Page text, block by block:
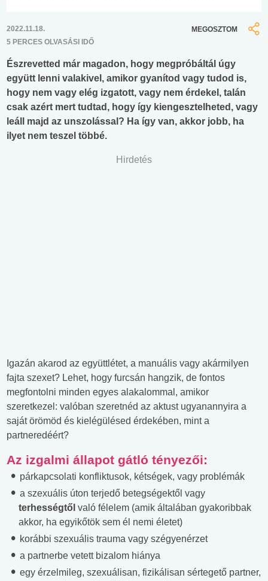
2022.11.18.
5 PERCES OLVASÁSI IDŐ
MEGOSZTOM
Észrevetted már magadon, hogy megpróbáltál úgy
együtt lenni valakivel, amikor gyanítod vagy tudod is,
hogy nem vagy elég izgatott, vagy nem érdekel, talán
csak azért mert tudtad, hogy így kiengesztelheted, vagy
leáll majd az unszolással? Ha így van, akkor jobb, ha
ilyet nem teszel többé.
Hirdetés
Igazán akarod az együttlétet, a manuális vagy akármilyen
fajta szexet? Lehet, hogy furcsán hangzik, de fontos
megfontolni minden egyes alakalommal, amikor
szeretkezel: valóban szeretnéd az aktust ugyanannyira a
saját örömöd és kielégülésed érdekében, mint a
partneredéért?
Az izgalmi állapot gátló tényezői:
párkapcsolati konfliktusok, kétségek, vagy problémák
a szexuális úton terjedő betegségektől vagy
terhességtől való félelem (amik általában gyakoribbak
akkor, ha egyikőtök sem él nemi életet)
korábbi szexuális trauma vagy szégyenérzet
a partnerbe vetett bizalom hiánya
egy érzelmileg, szexuálisan, fizikálisan sértegető partner,